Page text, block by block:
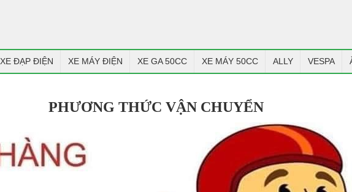
XE ĐẠP ĐIỆN XE MÁY ĐIỆN XE GA 50CC XE MÁY 50CC ALLY VESPA
PHƯƠNG THỨC VẬN CHUYỂN